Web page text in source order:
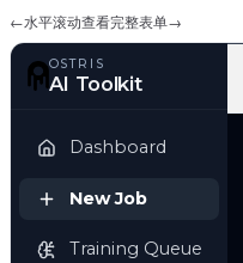
←水平滚动查看完整表单→
AI Toolkit